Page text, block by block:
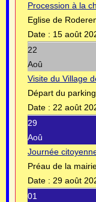
Procession à la
Eglise de
Date : 15 août
22
Aoû
Visite du Village
Départ du
Date : 22 août
29
Aoû
Journée
Préau de la
Date : 29 août
01